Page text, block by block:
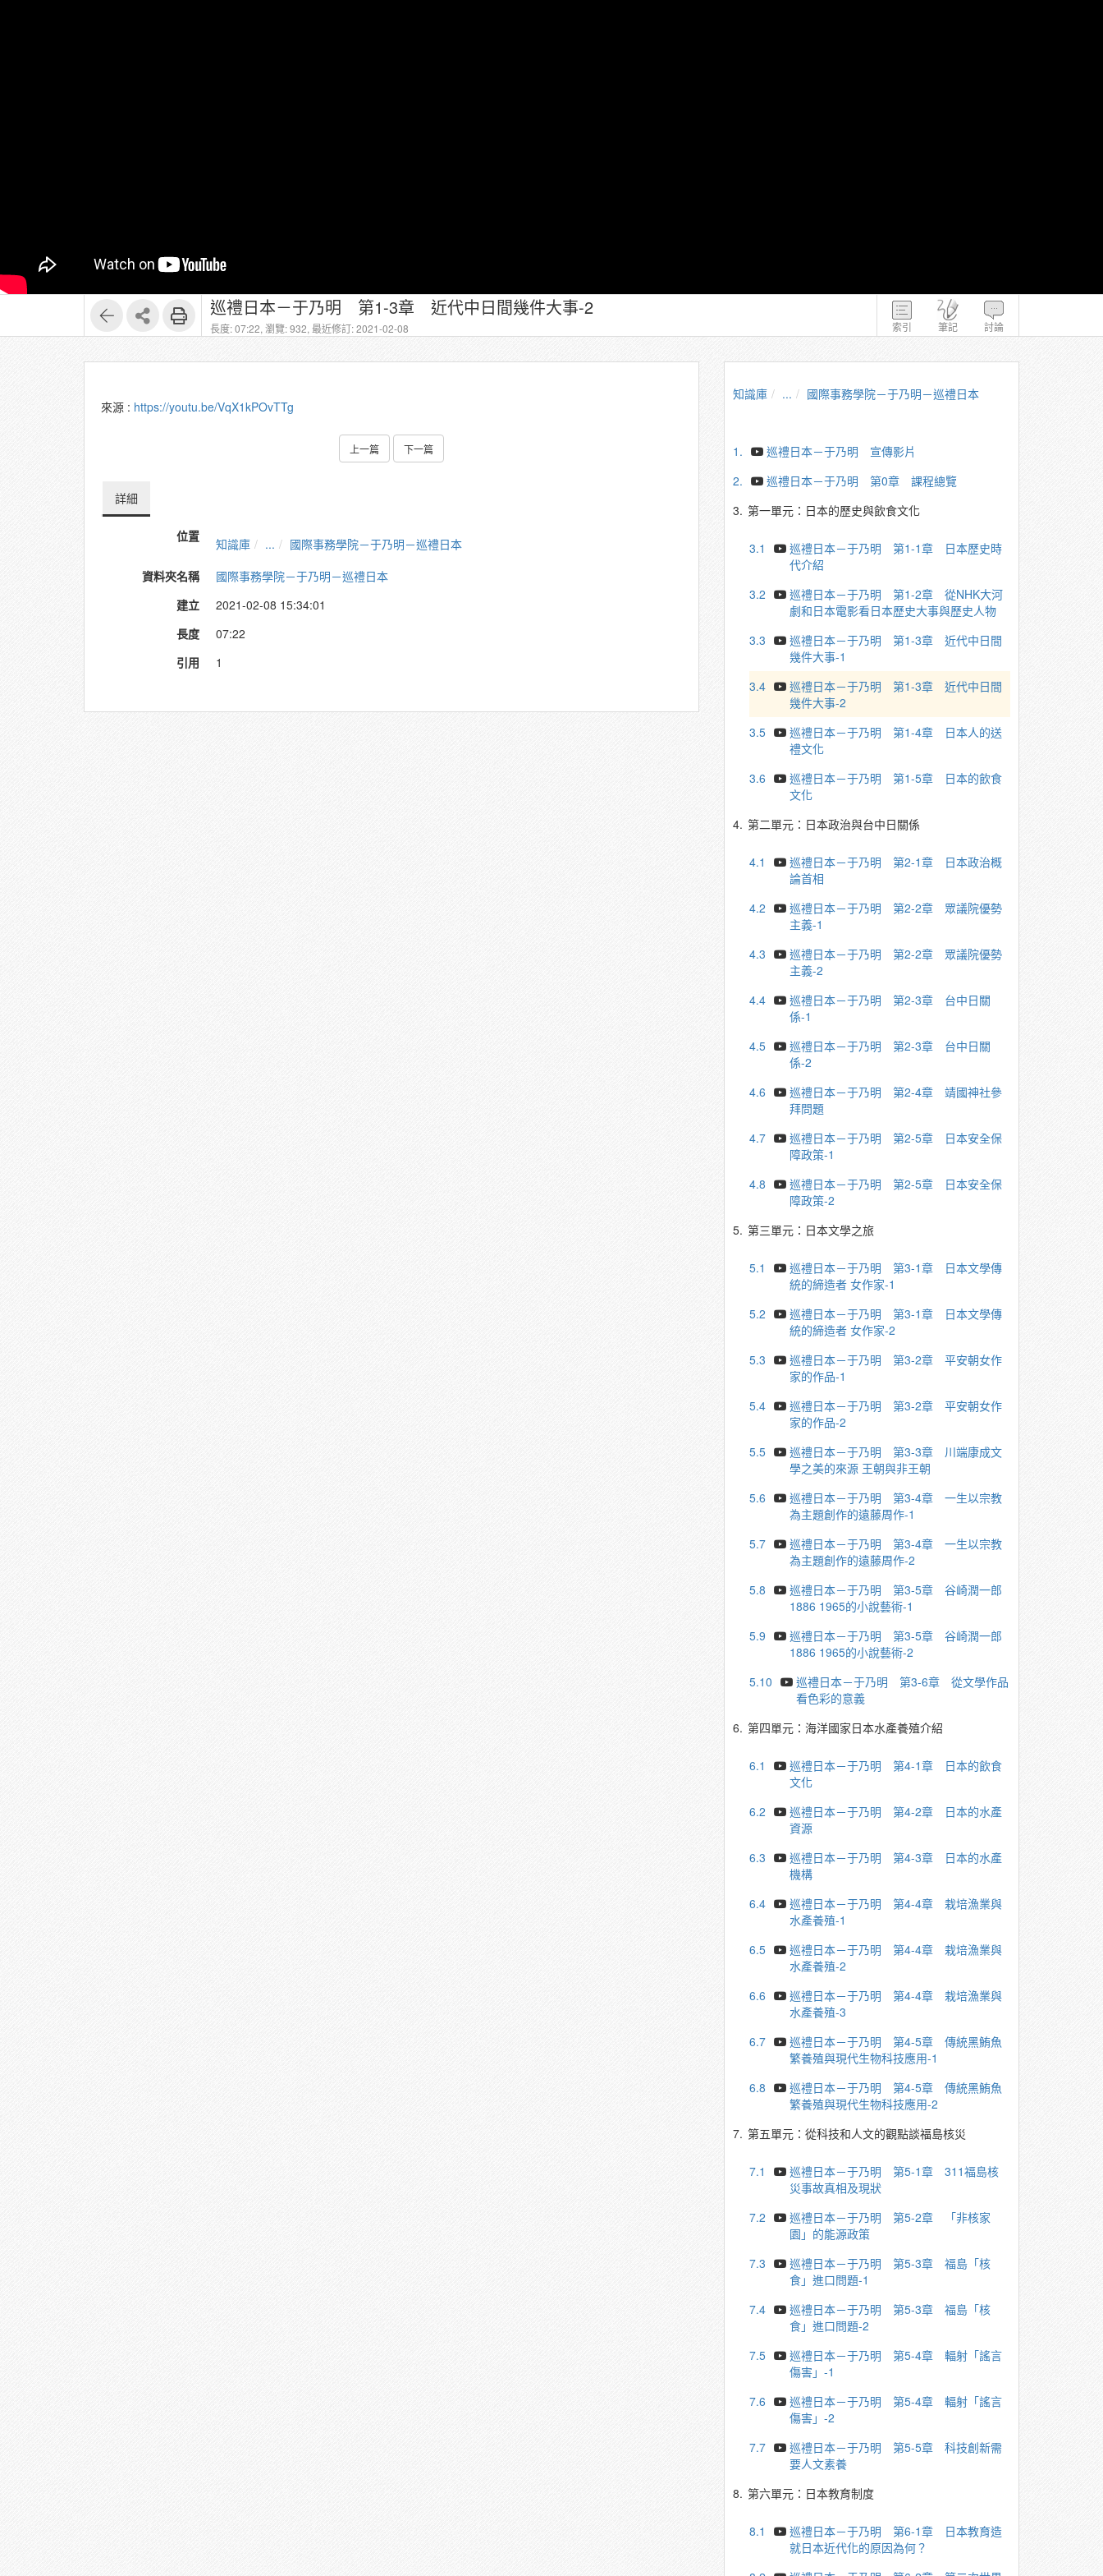
索引 筆記 討論
巡禮日本－于乃明 第1-3章 近代中日間幾件大事-2
長度: 07:22, 瀏覽: 932, 最近修訂: 2021-02-08
來源 : https://youtu.be/VqX1kPOvTTg
上一篇 下一篇
詳細
位置 知識庫 ...
國際事務學院－于乃明－巡禮日本
資料夾名稱
國際事務學院－于乃明－巡禮日本
建立
2021-02-08 15:34:01
長度
07:22
引用
1
知識庫 ... 國際事務學院－于乃明－巡禮日本
1.
巡禮日本－于乃明 宣傳影片
2.
巡禮日本－于乃明 第0章 課程總覽
3. 第一單元：日本的歷史與飲食文化
3.1
巡禮日本－于乃明 第1-1章 日本歷史時
代介紹
3.2
巡禮日本－于乃明 第1-2章 從NHK大河
劇和日本電影看日本歷史大事與歷史人物
3.3
巡禮日本－于乃明 第1-3章 近代中日間
幾件大事-1
3.4
巡禮日本－于乃明 第1-3章 近代中日間
幾件大事-2
3.5
巡禮日本－于乃明 第1-4章 日本人的送
禮文化
3.6
巡禮日本－于乃明 第1-5章 日本的飲食
文化
4. 第二單元：日本政治與台中日關係
4.1
巡禮日本－于乃明 第2-1章 日本政治概
論首相
4.2
巡禮日本－于乃明 第2-2章 眾議院優勢
主義-1
4.3
巡禮日本－于乃明 第2-2章 眾議院優勢
主義-2
4.4
巡禮日本－于乃明 第2-3章 台中日關
係-1
4.5
巡禮日本－于乃明 第2-3章 台中日關
係-2
4.6
巡禮日本－于乃明 第2-4章 靖國神社參
拜問題
4.7
巡禮日本－于乃明 第2-5章 日本安全保
障政策-1
4.8
巡禮日本－于乃明 第2-5章 日本安全保
障政策-2
5. 第三單元：日本文學之旅
5.1
巡禮日本－于乃明 第3-1章 日本文學傳
統的締造者 女作家-1
5.2
巡禮日本－于乃明 第3-1章 日本文學傳
統的締造者 女作家-2
5.3
巡禮日本－于乃明 第3-2章 平安朝女作
家的作品-1
5.4
巡禮日本－于乃明 第3-2章 平安朝女作
家的作品-2
5.5
巡禮日本－于乃明 第3-3章 川端康成文
學之美的來源 王朝與非王朝
5.6
巡禮日本－于乃明 第3-4章 一生以宗教
為主題創作的遠藤周作-1
5.7
巡禮日本－于乃明 第3-4章 一生以宗教
為主題創作的遠藤周作-2
5.8
巡禮日本－于乃明 第3-5章 谷崎潤一郎
1886 1965的小說藝術-1
5.9
巡禮日本－于乃明 第3-5章 谷崎潤一郎
1886 1965的小說藝術-2
5.10
巡禮日本－于乃明 第3-6章 從文學作品
看色彩的意義
6. 第四單元：海洋國家日本水產養殖介紹
6.1
巡禮日本－于乃明 第4-1章 日本的飲食
文化
6.2
巡禮日本－于乃明 第4-2章 日本的水產
資源
6.3
巡禮日本－于乃明 第4-3章 日本的水產
機構
6.4
巡禮日本－于乃明 第4-4章 栽培漁業與
水產養殖-1
6.5
巡禮日本－于乃明 第4-4章 栽培漁業與
水產養殖-2
6.6
巡禮日本－于乃明 第4-4章 栽培漁業與
水產養殖-3
6.7
巡禮日本－于乃明 第4-5章 傳統黑鮪魚
繁養殖與現代生物科技應用-1
6.8
巡禮日本－于乃明 第4-5章 傳統黑鮪魚
繁養殖與現代生物科技應用-2
7. 第五單元：從科技和人文的觀點談福島核災
7.1
巡禮日本－于乃明 第5-1章 311福島核
災事故真相及現狀
7.2
巡禮日本－于乃明 第5-2章 「非核家
園」的能源政策
7.3
巡禮日本－于乃明 第5-3章 福島「核
食」進口問題-1
7.4
巡禮日本－于乃明 第5-3章 福島「核
食」進口問題-2
7.5
巡禮日本－于乃明 第5-4章 輻射「謠言
傷害」-1
7.6
巡禮日本－于乃明 第5-4章 輻射「謠言
傷害」-2
7.7
巡禮日本－于乃明 第5-5章 科技創新需
要人文素養
8. 第六單元：日本教育制度
8.1
巡禮日本－于乃明 第6-1章 日本教育造
就日本近代化的原因為何？